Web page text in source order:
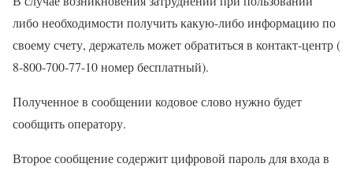
либо необходимости получить какую-либо информацию по
своему счету, держатель может обратиться в контакт-центр (
8-800-700-77-10 номер бесплатный).
Полученное в сообщении кодовое слово нужно будет
сообщить оператору.
Второе сообщение содержит цифровой пароль для входа в